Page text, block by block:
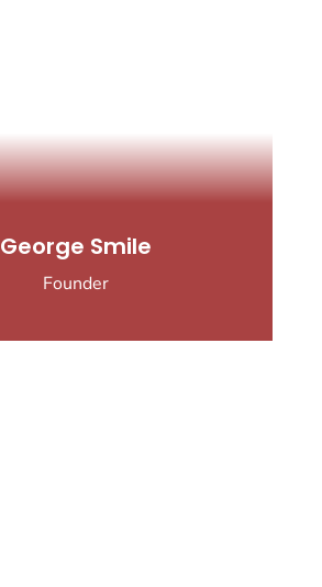
George Smile
Founder